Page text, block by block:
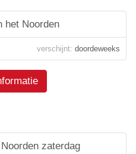
het Noorden
verschijnt: doordeweeks
zaterdag